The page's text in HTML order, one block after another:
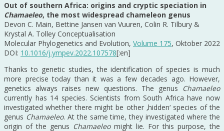
Out of southern Africa: origins and cryptic speciation in
Chamaeleo, the most widespread chameleon genus
Devon C. Main, Bettine Jansen van Vuuren, Colin R. Tilbury &
Krystal A. Tolley Conceptualisation
Molecular Phylogenetics and Evolution, Volume 175, Oktober 2022
DOI: 10.1016/j.ympev.2022.107578[:en]
Thanks to genetic studies, the identification of species is much
more precise today than it was a few decades ago. However,
genetics always raises new questions. The genus
Chamaeleo
currently has 14 species. Scientists from South Africa have now
investigated whether there might be other ‚hidden‘ species of the
genus Chamaeleo. At the same time, they investigated where the
origin of the genus Chamaeleomight lie. For this purpose, the